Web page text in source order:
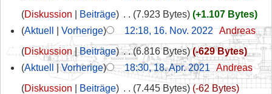
Diskussion
Beiträge 7.923 Bytes
+1.107 Bytes
Aktuell
Vorherige 12:18, 16. Nov. 2022
Andreas
Diskussion
Beiträge ‎ 6.816 Bytes
-629 Bytes
Aktuell
Vorherige 18:30, 18. Apr. 2021
Andreas
Diskussion
Beiträge 7.445 Bytes
-62 Bytes